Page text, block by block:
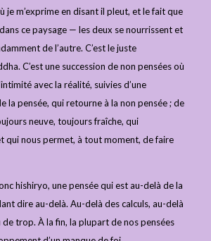
je m’exprime en disant il pleut, et le fait que
ce paysage — les deux se nourrissent et
de l’autre. C’est le juste
C’est une succession de non pensées où
avec la réalité, suivies d’une
la pensée, qui retourne à la non pensée ; de
neuve, toujours fraîche, qui
qui nous permet, à tout moment, de faire
hishiryo, une pensée qui est au-delà de la
dire au-delà. Au-delà des calculs, au-delà
trop. À la fin, la plupart de nos pensées